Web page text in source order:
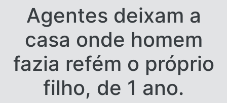
Agentes deixam a
casa onde homem
fazia refém o próprio
filho, de 1 ano.